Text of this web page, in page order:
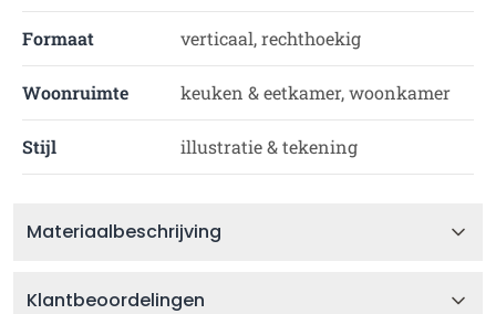
Formaat verticaal, rechthoekig
Woonruimte keuken & eetkamer, woonkamer
Stijl illustratie & tekening
Materiaalbeschrijving
Klantbeoordelingen